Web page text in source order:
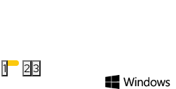
1 2 3